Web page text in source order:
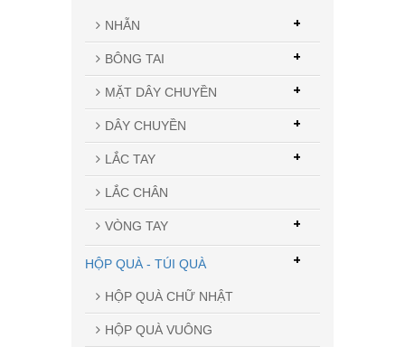
NHẪN +
BÔNG TAI +
MẶT DÂY CHUYỀN +
DÂY CHUYỀN +
LẮC TAY +
LẮC CHÂN
VÒNG TAY +
HỘP QUÀ - TÚI QUÀ
HỘP QUÀ CHỮ NHẬT
HỘP QUÀ VUÔNG
+